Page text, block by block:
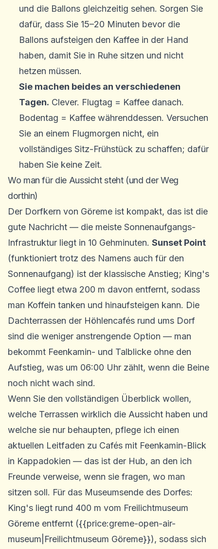
und die Ballons gleichzeitig sehen. Sorgen Sie
dafür, dass Sie 15–20 Minuten bevor die
Ballons aufsteigen den Kaffee in der Hand
haben, damit Sie in Ruhe sitzen und nicht
hetzen müssen.
Sie machen beides an verschiedenen
Tagen. Clever. Flugtag = Kaffee danach.
Bodentag = Kaffee währenddessen. Versuchen
Sie an einem Flugmorgen nicht, ein
vollständiges Sitz-Frühstück zu schaffen; dafür
haben Sie keine Zeit.
Wo man für die Aussicht steht (und der Weg
dorthin)
Der Dorfkern von Göreme ist kompakt, das ist die
gute Nachricht — die meiste Sonnenaufgangs-
Infrastruktur liegt in 10 Gehminuten. Sunset Point
(funktioniert trotz des Namens auch für den
Sonnenaufgang) ist der klassische Anstieg; King's
Coffee liegt etwa 200 m davon entfernt, sodass
man Koffein tanken und hinaufsteigen kann. Die
Dachterrassen der Höhlencafés rund ums Dorf
sind die weniger anstrengende Option — man
bekommt Feenkamin- und Talblicke ohne den
Aufstieg, was um 06:00 Uhr zählt, wenn die Beine
noch nicht wach sind.
Wenn Sie den vollständigen Überblick wollen,
welche Terrassen wirklich die Aussicht haben und
welche sie nur behaupten, pflege ich einen
aktuellen Leitfaden zu Cafés mit Feenkamin-Blick
in Kappadokien — das ist der Hub, an den ich
Freunde verweise, wenn sie fragen, wo man
sitzen soll. Für das Museumsende des Dorfes:
King's liegt rund 400 m vom Freilichtmuseum
Göreme entfernt ({{price:greme-open-air-
museum|Freilichtmuseum Göreme}}), sodass sich